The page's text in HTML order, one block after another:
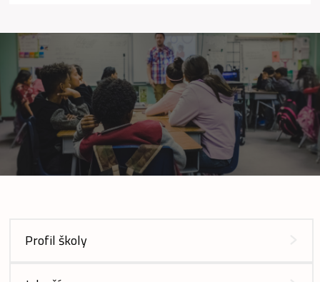
Profil školy